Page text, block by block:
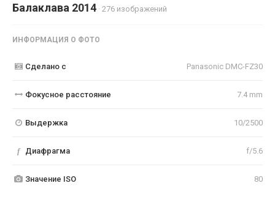
Балаклава 2014 · 276 изображений
ИНФОРМАЦИЯ О ФОТО
Сделано с Panasonic DMC-FZ30
Фокусное расстояние 7.4 mm
Выдержка 10/2500
f Диафрагма f/5.6
Значение ISO 80